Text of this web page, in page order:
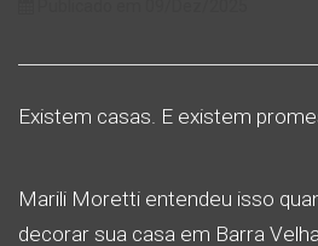
Existem casas. E existem
Marili Moretti entendeu isso
decorar sua casa em Barra